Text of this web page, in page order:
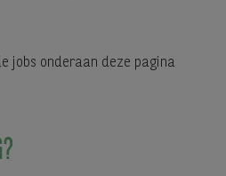
jobs onderaan deze pagina